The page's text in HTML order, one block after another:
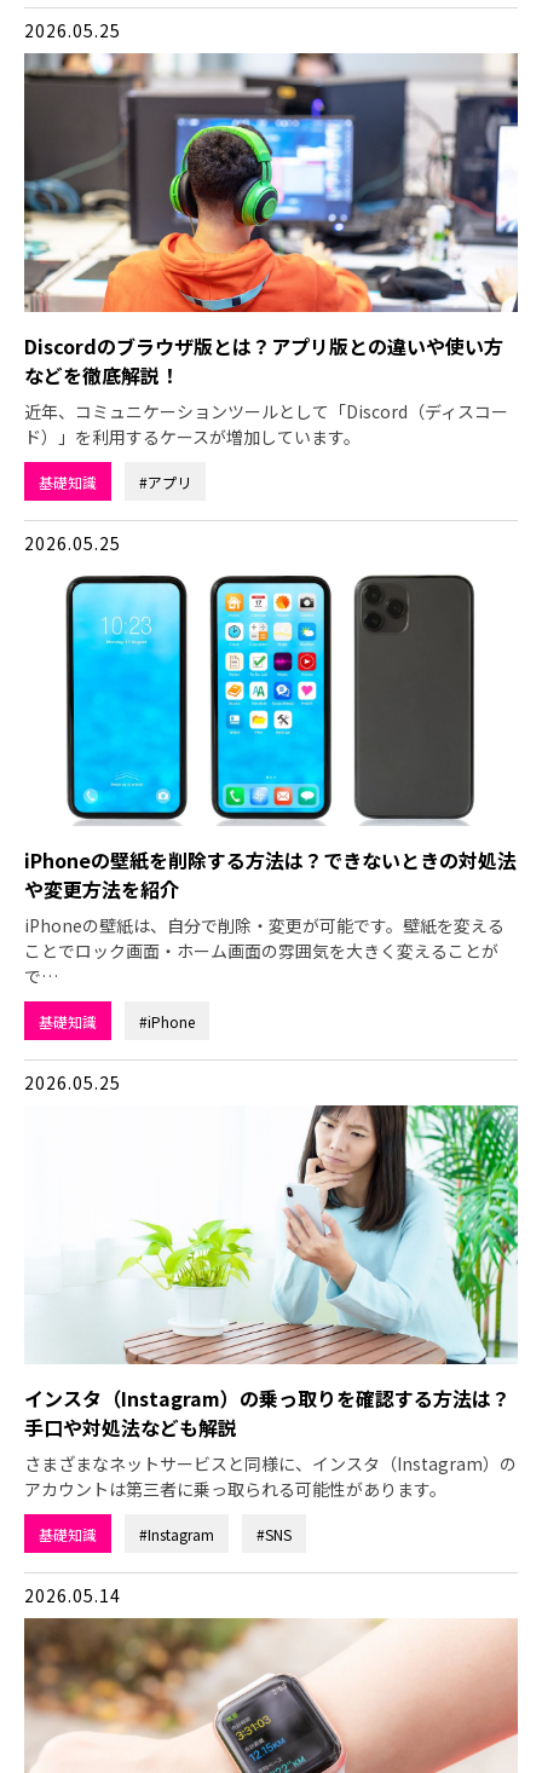
2026.05.25
Discordのブラウザ版とは？アプリ版との違いや使い方
などを徹底解説！
近年、コミュニケーションツールとして「Discord（ディスコー
ド）」を利用するケースが増加しています。
基礎知識 #アプリ
2026.05.25
iPhoneの壁紙を削除する方法は？できないときの対処法
や変更方法を紹介
iPhoneの壁紙は、自分で削除・変更が可能です。壁紙を変える
ことでロック画面・ホーム画面の雰囲気を大きく変えることが
で…
基礎知識 #iPhone
2026.05.25
インスタ（Instagram）の乗っ取りを確認する方法は？
手口や対処法なども解説
さまざまなネットサービスと同様に、インスタ（Instagram）の
アカウントは第三者に乗っ取られる可能性があります。
基礎知識 #Instagram #SNS
2026.05.14